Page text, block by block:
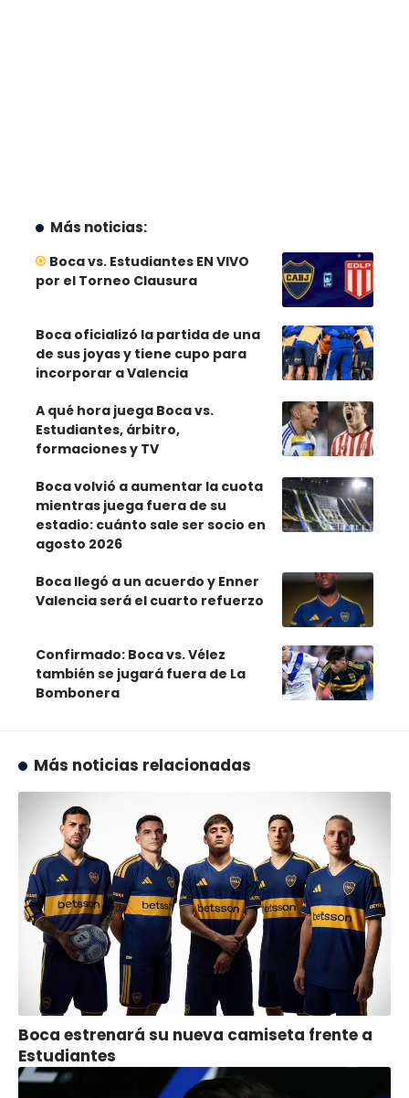
Más noticias:
Boca vs. Estudiantes EN VIVO
por el Torneo Clausura
Boca oficializó la partida de una
de sus joyas y tiene cupo para
incorporar a Valencia
A qué hora juega Boca vs.
Estudiantes, árbitro,
formaciones y TV
Boca volvió a aumentar la cuota
mientras juega fuera de su
estadio: cuánto sale ser socio en
agosto 2026
Boca llegó a un acuerdo y Enner
Valencia será el cuarto refuerzo
Confirmado: Boca vs. Vélez
también se jugará fuera de La
Bombonera
Más noticias relacionadas
Boca estrenará su nueva camiseta frente a
Estudiantes